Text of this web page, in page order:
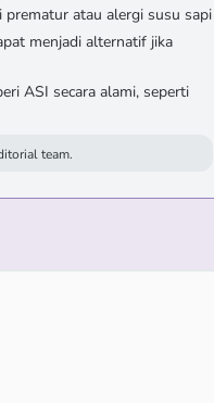
atau alergi susu sapi
menjadi alternatif jika
ASI secara alami, seperti
team.